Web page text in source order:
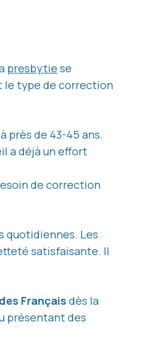
presbytie se
le type de correction
près de 43-45 ans.
a déjà un effort
de correction
quotidiennes. Les
satisfaisante. Il
Français dès la
présentant des